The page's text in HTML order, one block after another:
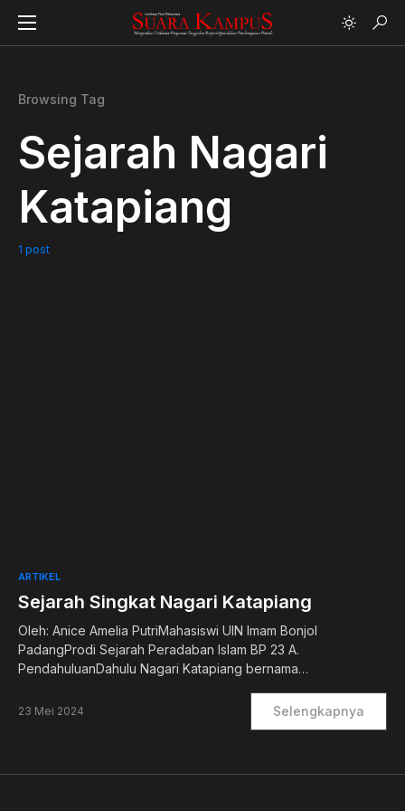
Browsing Tag
Sejarah Nagari
Katapiang
1 post
ARTIKEL
Sejarah Singkat Nagari Katapiang
Oleh: Anice Amelia PutriMahasiswi UIN Imam Bonjol
PadangProdi Sejarah Peradaban Islam BP 23 A.
PendahuluanDahulu Nagari Katapiang bernama…
23 Mei 2024 Selengkapnya